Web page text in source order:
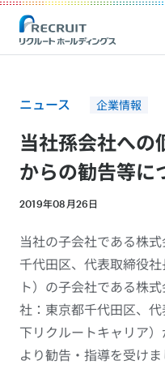
Recruit Holdings
ニュース 企業情報
当社孫会社への
からの勧告等に
2019年08月26日
当社の子会社である株
千代田区、代表取締役
ト）の子会社である株
社：東京都千代田区、
下リクルートキャリア
より勧告・指導を受け